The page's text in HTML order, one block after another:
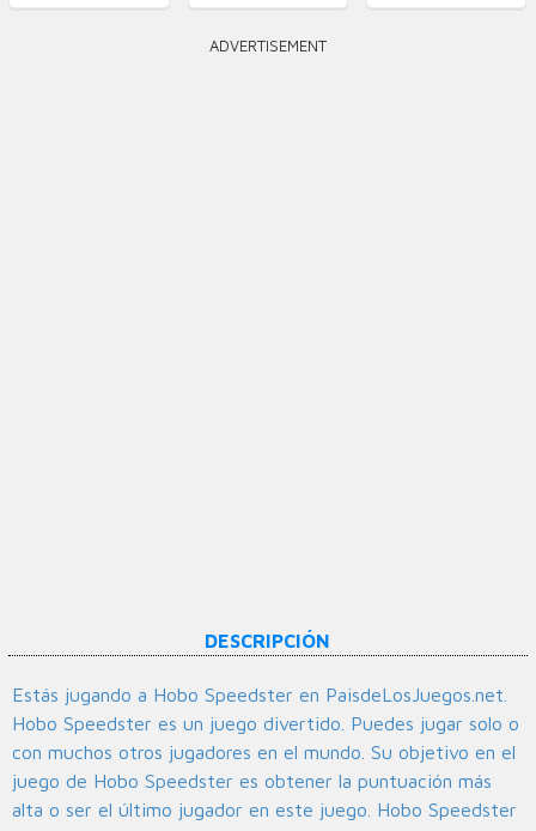
ADVERTISEMENT
DESCRIPCIÓN
Estás jugando a Hobo Speedster en PaisdeLosJuegos.net.
Hobo Speedster es un juego divertido. Puedes jugar solo o
con muchos otros jugadores en el mundo. Su objetivo en el
juego de Hobo Speedster es obtener la puntuación más
alta o ser el último jugador en este juego. Hobo Speedster